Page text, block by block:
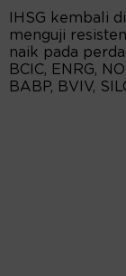
IHSG kembali
menguji
naik pada
BCIC, ENRG,
BABP, BVIV,